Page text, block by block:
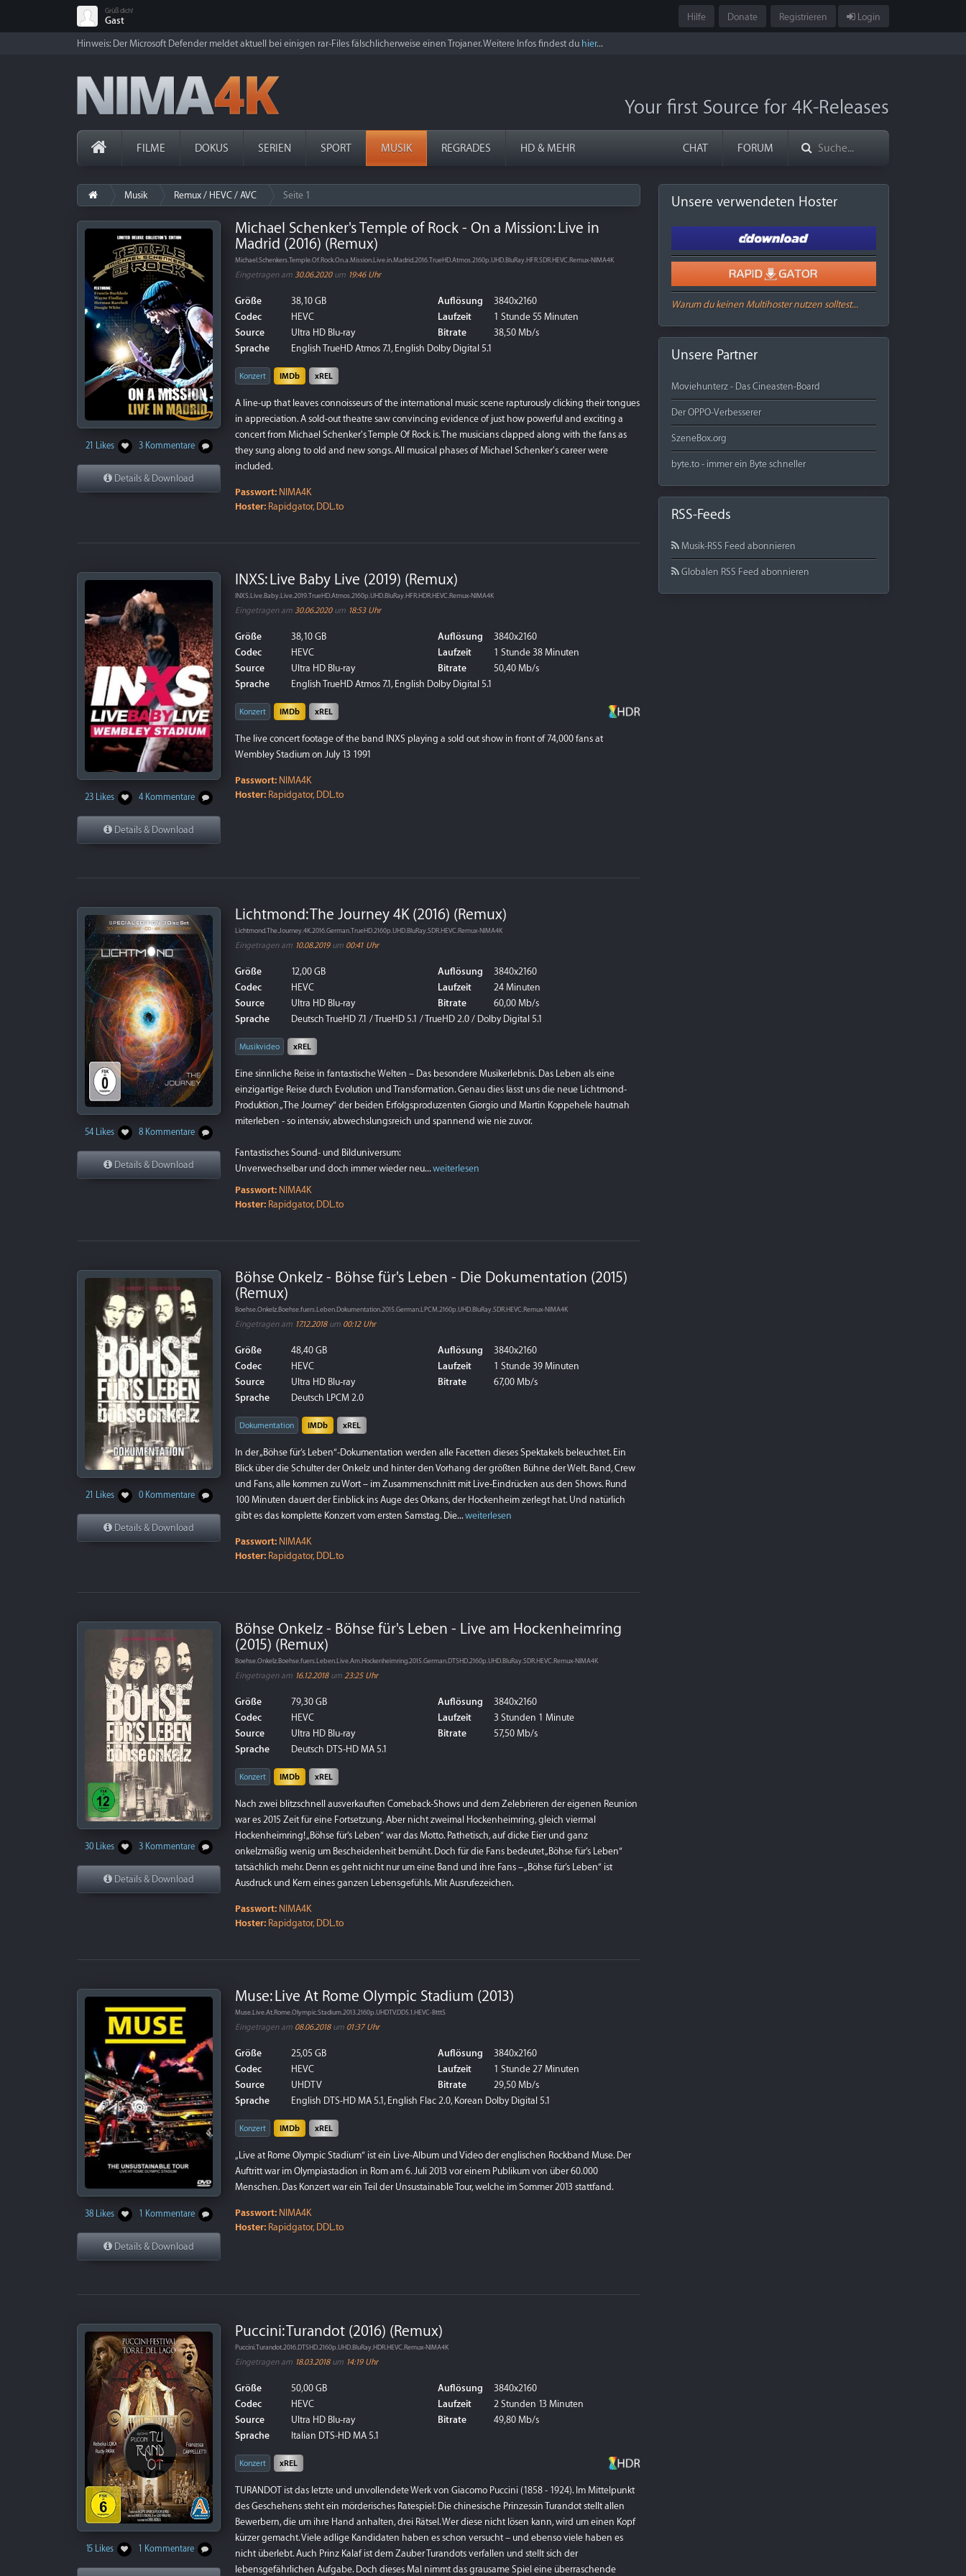
Grüß dich!
Gast Hilfe Donate Registrieren Login
Hinweis: Der Microsoft Defender meldet aktuell bei einigen rar-Files fälschlicherweise einen Trojaner. Weitere Infos findest du hier...
Your first Source for 4K-Releases
FILME DOKUS SERIEN SPORT MUSIK REGRADES HD & MEHR CHAT FORUM
Musik Remux / HEVC / AVC Seite 1
21 Likes 3 Kommentare
Details & Download
Michael Schenker's Temple of Rock - On a Mission: Live in
Madrid (2016) (Remux)
Michael.Schenkers.Temple.Of.Rock.On.a.Mission.Live.in.Madrid.2016.TrueHD.Atmos.2160p.UHD.BluRay.HFR.SDR.HEVC.Remux-NIMA4K
Eingetragen am 30.06.2020um 19:46 Uhr
Größe
38,10 GB
Codec
HEVC
Source
Ultra HD Blu-ray
Sprache
English TrueHD Atmos 7.1, English Dolby Digital 5.1
Auflösung
3840x2160
Laufzeit
1 Stunde 55 Minuten
Bitrate
38,50 Mb/s
Konzert IMDb xREL
A line-up that leaves connoisseurs of the international music scene rapturously clicking their tongues
in appreciation. A sold-out theatre saw convincing evidence of just how powerful and exciting a
concert from Michael Schenker's Temple Of Rock is. The musicians clapped along with the fans as
they sung along to old and new songs. All musical phases of Michael Schenker's career were
included.
Passwort: NIMA4K
Hoster: Rapidgator, DDL.to
23 Likes 4 Kommentare
Details & Download
INXS: Live Baby Live (2019) (Remux)
INXS.Live.Baby.Live.2019.TrueHD.Atmos.2160p.UHD.BluRay.HFR.HDR.HEVC.Remux-NIMA4K
Eingetragen am 30.06.2020um 18:53 Uhr
Größe
38,10 GB
Codec
HEVC
Source
Ultra HD Blu-ray
Sprache
English TrueHD Atmos 7.1, English Dolby Digital 5.1
Auflösung
3840x2160
Laufzeit
1 Stunde 38 Minuten
Bitrate
50,40 Mb/s
Konzert IMDb xREL
The live concert footage of the band INXS playing a sold out show in front of 74,000 fans at
Wembley Stadium on July 13 1991
Passwort: NIMA4K
Hoster: Rapidgator, DDL.to
54 Likes 8 Kommentare
Details & Download
Lichtmond: The Journey 4K (2016) (Remux)
Lichtmond.The.Journey.4K.2016.German.TrueHD.2160p.UHD.BluRay.SDR.HEVC.Remux-NIMA4K
Eingetragen am 10.08.2019um 00:41 Uhr
Größe
12,00 GB
Codec
HEVC
Source
Ultra HD Blu-ray
Sprache
Deutsch TrueHD 7.1 / TrueHD 5.1 / TrueHD 2.0 / Dolby Digital 5.1
Auflösung
3840x2160
Laufzeit
24 Minuten
Bitrate
60,00 Mb/s
Musikvideo xREL
Eine sinnliche Reise in fantastische Welten – Das besondere Musikerlebnis. Das Leben als eine
einzigartige Reise durch Evolution und Transformation. Genau dies lässt uns die neue Lichtmond-
Produktion „The Journey“ der beiden Erfolgsproduzenten Giorgio und Martin Koppehele hautnah
miterleben - so intensiv, abwechslungsreich und spannend wie nie zuvor.
Fantastisches Sound- und Bilduniversum:
Unverwechselbar und doch immer wieder neu... weiterlesen
Passwort: NIMA4K
Hoster: Rapidgator, DDL.to
21 Likes 0 Kommentare
Details & Download
Böhse Onkelz - Böhse für's Leben - Die Dokumentation (2015)
(Remux)
Boehse.Onkelz.Boehse.fuers.Leben.Dokumentation.2015.German.LPCM.2160p.UHD.BluRay.SDR.HEVC.Remux-NIMA4K
Eingetragen am 17.12.2018um 00:12 Uhr
Größe
48,40 GB
Codec
HEVC
Source
Ultra HD Blu-ray
Sprache
Deutsch LPCM 2.0
Auflösung
3840x2160
Laufzeit
1 Stunde 39 Minuten
Bitrate
67,00 Mb/s
Dokumentation IMDb xREL
In der „Böhse für’s Leben“-Dokumentation werden alle Facetten dieses Spektakels beleuchtet. Ein
Blick über die Schulter der Onkelz und hinter den Vorhang der größten Bühne der Welt. Band, Crew
und Fans, alle kommen zu Wort – im Zusammenschnitt mit Live-Eindrücken aus den Shows. Rund
100 Minuten dauert der Einblick ins Auge des Orkans, der Hockenheim zerlegt hat. Und natürlich
gibt es das komplette Konzert vom ersten Samstag. Die... weiterlesen
Passwort: NIMA4K
Hoster: Rapidgator, DDL.to
30 Likes 3 Kommentare
Details & Download
Böhse Onkelz - Böhse für's Leben - Live am Hockenheimring
(2015) (Remux)
Boehse.Onkelz.Boehse.fuers.Leben.Live.Am.Hockenheimring.2015.German.DTSHD.2160p.UHD.BluRay.SDR.HEVC.Remux-NIMA4K
Eingetragen am 16.12.2018um 23:25 Uhr
Größe
79,30 GB
Codec
HEVC
Source
Ultra HD Blu-ray
Sprache
Deutsch DTS-HD MA 5.1
Auflösung
3840x2160
Laufzeit
3 Stunden 1 Minute
Bitrate
57,50 Mb/s
Konzert IMDb xREL
Nach zwei blitzschnell ausverkauften Comeback-Shows und dem Zelebrieren der eigenen Reunion
war es 2015 Zeit für eine Fortsetzung. Aber nicht zweimal Hockenheimring, gleich viermal
Hockenheimring! „Böhse für’s Leben“ war das Motto. Pathetisch, auf dicke Eier und ganz
onkelzmäßig wenig um Bescheidenheit bemüht. Doch für die Fans bedeutet „Böhse für’s Leben“
tatsächlich mehr. Denn es geht nicht nur um eine Band und ihre Fans – „Böhse für’s Leben“ ist
Ausdruck und Kern eines ganzen Lebensgefühls. Mit Ausrufezeichen.
Passwort: NIMA4K
Hoster: Rapidgator, DDL.to
38 Likes 1 Kommentare
Details & Download
Muse: Live At Rome Olympic Stadium (2013)
Muse.Live.At.Rome.Olympic.Stadium.2013.2160p.UHDTV.DD5.1.HEVC-BtttS
Eingetragen am 08.06.2018um 01:37 Uhr
Größe
25,05 GB
Codec
HEVC
Source
UHDTV
Sprache
English DTS-HD MA 5.1, English Flac 2.0, Korean Dolby Digital 5.1
Auflösung
3840x2160
Laufzeit
1 Stunde 27 Minuten
Bitrate
29,50 Mb/s
Konzert IMDb xREL
„Live at Rome Olympic Stadium“ ist ein Live-Album und Video der englischen Rockband Muse. Der
Auftritt war im Olympiastadion in Rom am 6. Juli 2013 vor einem Publikum von über 60.000
Menschen. Das Konzert war ein Teil der Unsustainable Tour, welche im Sommer 2013 stattfand.
Passwort: NIMA4K
Hoster: Rapidgator, DDL.to
15 Likes 1 Kommentare
Puccini: Turandot (2016) (Remux)
Puccini.Turandot.2016.DTSHD.2160p.UHD.BluRay.HDR.HEVC.Remux-NIMA4K
Eingetragen am 18.03.2018um 14:19 Uhr
Größe
50,00 GB
Codec
HEVC
Source
Ultra HD Blu-ray
Sprache
Italian DTS-HD MA 5.1
Auflösung
3840x2160
Laufzeit
2 Stunden 13 Minuten
Bitrate
49,80 Mb/s
Konzert xREL
TURANDOT ist das letzte und unvollendete Werk von Giacomo Puccini (1858 - 1924). Im Mittelpunkt
des Geschehens steht ein mörderisches Ratespiel: Die chinesische Prinzessin Turandot stellt allen
Bewerbern, die um ihre Hand anhalten, drei Rätsel. Wer diese nicht lösen kann, wird um einen Kopf
kürzer gemacht. Viele adlige Kandidaten haben es schon versucht – und ebenso viele haben es
nicht überlebt. Auch Prinz Kalaf ist dem Zauber Turandots verfallen und stellt sich der
lebensgefährlichen Aufgabe. Doch dieses Mal nimmt das grausame Spiel eine überraschende
Unsere verwendeten Hoster
Warum du keinen Multihoster nutzen solltest...
Unsere Partner
Moviehunterz - Das Cineasten-Board
Der OPPO-Verbesserer
SzeneBox.org
byte.to - immer ein Byte schneller
RSS-Feeds
Musik-RSS Feed abonnieren
Globalen RSS Feed abonnieren